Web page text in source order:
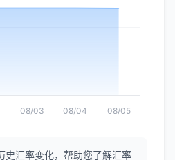
08/03 08/04 08/05
史汇率变化，帮助您了解汇率